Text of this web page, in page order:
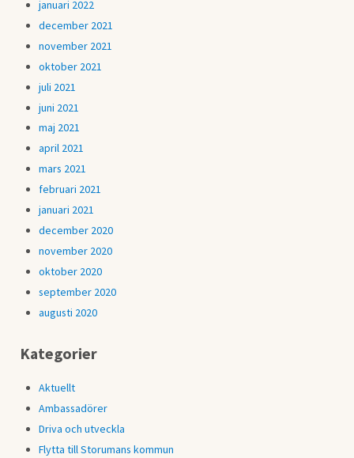
januari 2022
december 2021
november 2021
oktober 2021
juli 2021
juni 2021
maj 2021
april 2021
mars 2021
februari 2021
januari 2021
december 2020
november 2020
oktober 2020
september 2020
augusti 2020
Kategorier
Aktuellt
Ambassadörer
Driva och utveckla
Flytta till Storumans kommun